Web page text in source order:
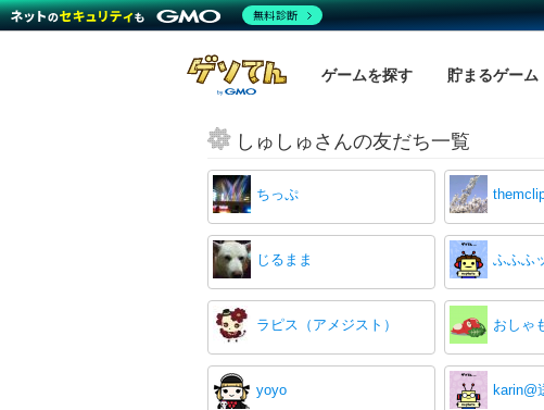
ゲームを探す 貯まるゲーム
しゅしゅさんの友だち一覧
ちっぷ
じるまま ふふふ
ラピス（アメジスト） おしゃ
yoyo karin@
無料診断